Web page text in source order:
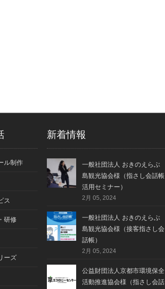
ル制作
ス
研修
ーズ
新着情報
一般社団法人 おきのえらぶ
島観光協会様（指さし会話帳
活用セミナー）
2月 05, 2024
一般社団法人 おきのえらぶ
島観光協会様（接客指さし会
話帳）
2月 05, 2024
公益財団法人京都市環境保全
活動推進協会様（指さし会話